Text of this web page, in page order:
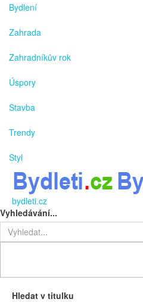
Bydlení
Zahrada
Zahradníkův rok
Úspory
Stavba
Trendy
Styl
bydleti.cz
Vyhledávání...
Hledat v titulku